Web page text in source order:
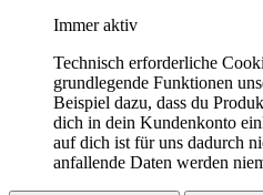
Immer aktiv
Technisch erforderliche
grundlegende Funktionen
Beispiel dazu, dass du
dich in dein Kundenkonto
auf dich ist für uns dadurch
anfallende Daten werden